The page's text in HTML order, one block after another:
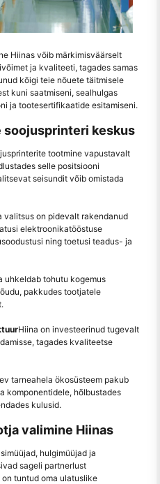
Hiinas võib märkimisväärselt
ja kvaliteeti, tagades samas
kõigi teie nõuete täitmisele
kuni saatmiseni, sealhulgas
ja tootesertifikaatide esitamiseni.
soojusprinteri keskus
tootmine vapustavalt
selle positsiooni
seisundit võib omistada
valitsus on pidevalt rakendanud
elektroonikatööstuse
ning toetusi teadus- ja
uhkeldab tohutu kogemus
pakkudes tootjatele
Hiina on investeerinud tugevalt
tagades kvaliteetse
tarneahela ökosüsteem pakub
komponentidele, hõlbustades
kulusid.
valimine Hiinas
hulgimüüjad ja
sageli partnerlust
tuntud oma ulatuslike